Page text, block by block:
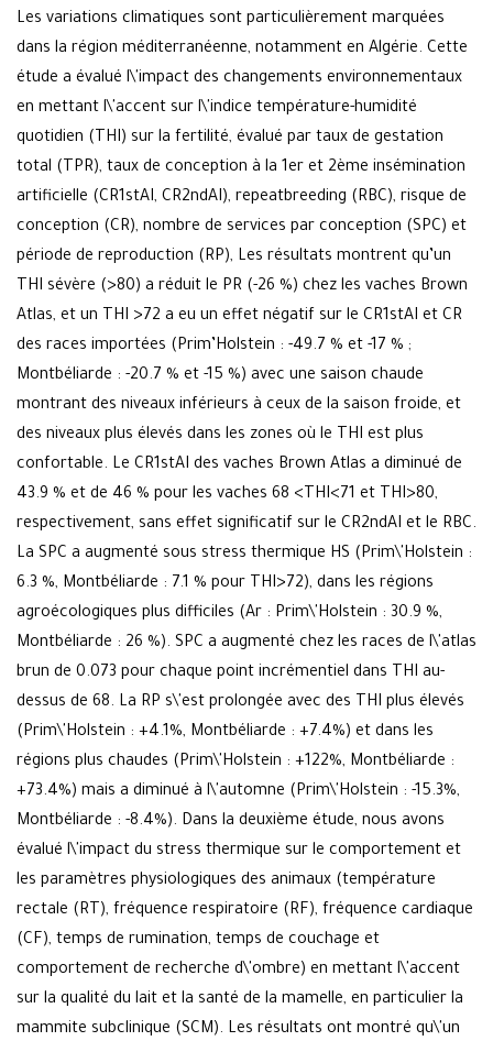
Les variations climatiques sont particulièrement marquées
dans la région méditerranéenne, notamment en Algérie. Cette
étude a évalué l\'impact des changements environnementaux
en mettant l\'accent sur l\'indice température-humidité
quotidien (THI) sur la fertilité, évalué par taux de gestation
total (TPR), taux de conception à la 1er et 2ème insémination
artificielle (CR1stAI, CR2ndAI), repeatbreeding (RBC), risque de
conception (CR), nombre de services par conception (SPC) et
période de reproduction (RP), Les résultats montrent qu’un
THI sévère (>80) a réduit le PR (-26 %) chez les vaches Brown
Atlas, et un THI >72 a eu un effet négatif sur le CR1stAI et CR
des races importées (Prim’Holstein : -49.7 % et -17 % ;
Montbéliarde : -20.7 % et -15 %) avec une saison chaude
montrant des niveaux inférieurs à ceux de la saison froide, et
des niveaux plus élevés dans les zones où le THI est plus
confortable. Le CR1stAI des vaches Brown Atlas a diminué de
43.9 % et de 46 % pour les vaches 68 <THI<71 et THI>80,
respectivement, sans effet significatif sur le CR2ndAI et le RBC.
La SPC a augmenté sous stress thermique HS (Prim\'Holstein :
6.3 %, Montbéliarde : 7.1 % pour THI>72), dans les régions
agroécologiques plus difficiles (Ar : Prim\'Holstein : 30.9 %,
Montbéliarde : 26 %). SPC a augmenté chez les races de l\'atlas
brun de 0.073 pour chaque point incrémentiel dans THI au-
dessus de 68. La RP s\'est prolongée avec des THI plus élevés
(Prim\'Holstein : +4.1%, Montbéliarde : +7.4%) et dans les
régions plus chaudes (Prim\'Holstein : +122%, Montbéliarde :
+73.4%) mais a diminué à l\'automne (Prim\'Holstein : -15.3%,
Montbéliarde : -8.4%). Dans la deuxième étude, nous avons
évalué l\'impact du stress thermique sur le comportement et
les paramètres physiologiques des animaux (température
rectale (RT), fréquence respiratoire (RF), fréquence cardiaque
(CF), temps de rumination, temps de couchage et
comportement de recherche d\'ombre) en mettant l\'accent
sur la qualité du lait et la santé de la mamelle, en particulier la
mammite subclinique (SCM). Les résultats ont montré qu\'un